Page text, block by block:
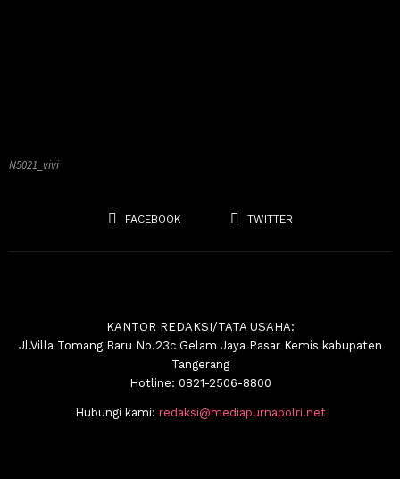
N5021_vivi
FACEBOOK TWITTER
KANTOR REDAKSI/TATA USAHA:
Jl.Villa Tomang Baru No.23c Gelam Jaya Pasar Kemis kabupaten
Tangerang
Hotline: 0821-2506-8800
Hubungi kami: redaksi@mediapurnapolri.net